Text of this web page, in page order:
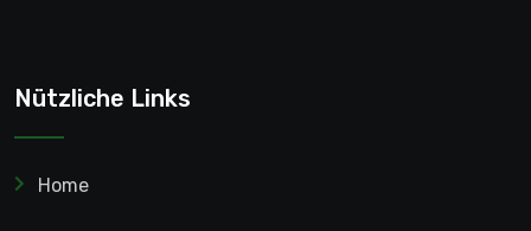
Nützliche Links
Home